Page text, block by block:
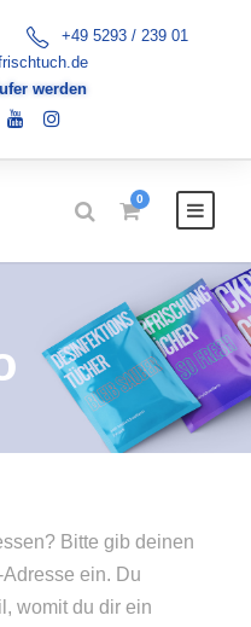
+49 5293 / 239 01
werden
0
Bitte gib deinen
ein. Du
womit du dir ein